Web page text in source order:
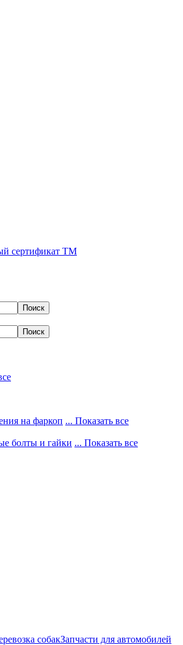
сертификат ТМ
на фаркоп ... Показать все
болты и гайки ... Показать все
собакЗапчасти для автомобилей